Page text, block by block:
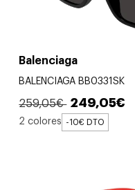
Balenciaga
BALENCIAGA BB0331SK
259,05€ 249,05€
2 colores -10€ DTO